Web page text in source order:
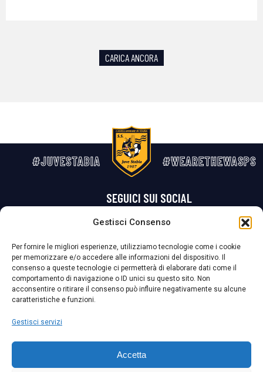
Gestisci Consenso
Per fornire le migliori esperienze, utilizziamo tecnologie come i cookie
per memorizzare e/o accedere alle informazioni del dispositivo. Il
consenso a queste tecnologie ci permetterà di elaborare dati come il
comportamento di navigazione o ID unici su questo sito. Non
acconsentire o ritirare il consenso può influire negativamente su alcune
caratteristiche e funzioni.
Gestisci servizi
Accetta
CARICA ANCORA
#JUVESTABIA #WEARETHEWASPS
SEGUICI SUI SOCIAL
La Società ha nominato il Responsabile della Protezione dei Dati Personali (DPO), figura specializzata che vigila sulle modalità adottate dalla
nostra Società per tutelare i Suoi dati personali.